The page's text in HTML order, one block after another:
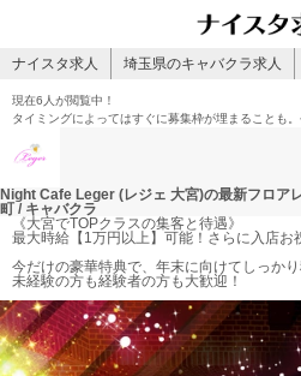
ナイスタ求人 埼玉県のキャバクラ求人
現在6人 が閲覧中！
タイミングによってはすぐに募集枠が埋まることも。
Night Cafe Leger (レジェ 大宮)の最新フロア
町 / キャバクラ
《大宮でTOPクラスの集客と待遇》
最大時給【1万円以上】可能！さらに入店お
今だけの豪華特典で、年末に向けてしっか
未経験の方も経験者の方も大歓迎！